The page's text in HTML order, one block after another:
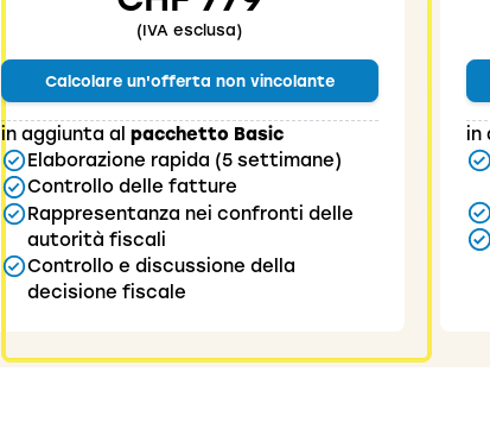
(IVA esclusa)
Calcolare un'offerta non vincolante
in aggiunta al pacchetto Basic
Elaborazione rapida (5 settimane)
Controllo delle fatture
Rappresentanza nei confronti delle
autorità fiscali
Controllo e discussione della
decisione fiscale
in